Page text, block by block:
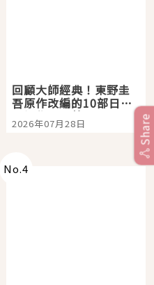
回顧大師經典！東野圭
吾原作改編的10部日本
影視作品推薦
2026年07月28日
No.4
Share